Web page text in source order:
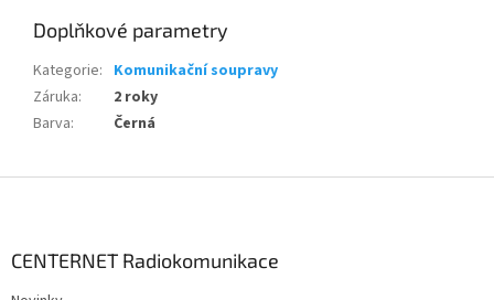
Doplňkové parametry
Kategorie: Komunikační soupravy
Záruka:
2 roky
Barva: Černá
CENTERNET Radiokomunikace